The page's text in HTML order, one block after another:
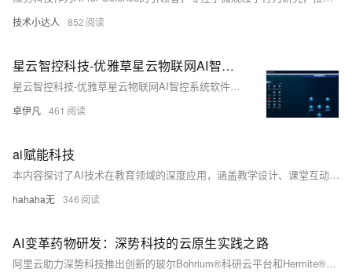
技术小达人 852
星云智控科技-优雅草星云物联网AI智控系统软件产品技术栈一览表-优雅草卓伊凡
星云智控科技-优雅草星云物联网AI智控系统软件产品技术栈一览表-优雅草卓伊凡
卓伊凡 461
ai赋能科技
本内容探讨了AI技术在教育领域的深度应用，涵盖教学设计、课堂互动、科研赋能、教学管理和伦理实践五大方面。从智能备课到动态学情分析，从跨学科创新到自动化评估，展示了AI如何优化教育全流程。同时强调数据安全与算法公平性，确保技术发展不偏离教育本质。最后指出，在AGI时代，学习AI大模型不仅是为了适应技术浪潮，更是为了填补400万人才缺口，成为高薪“AI+”岗位的抢手人才。教育的目标已转变为培养驾驭AI的思考者，而不仅仅局限于竞争者角色。
hahaha无 346
AI变革药物研发：深势科技的云原生实践之路
阿里云助力深势科技推出创新的玻尔Bohrium®科研云平台和Hermite®药物计算设计平台，并持续完善。这两项先进的工业设计与仿真基础设施成果通过AI技术赋能科学研究和工业研发，不仅大幅缩短了药物研发周期，降低了成本，还显著提高了研发成功率，为生物医药行业带来了前所未有的变革，这是AI for Science领域的重大突破。